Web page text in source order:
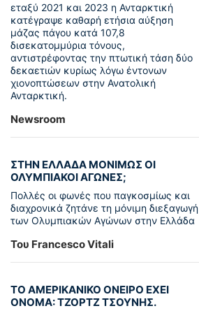
εταξύ 2021 και 2023 η Ανταρκτική
κατέγραψε καθαρή ετήσια αύξηση
μάζας πάγου κατά 107,8
δισεκατομμύρια τόνους,
αντιστρέφοντας την πτωτική τάση δύο
δεκαετιών κυρίως λόγω έντονων
χιονοπτώσεων στην Ανατολική
Ανταρκτική.
Newsroom
ΣΤΗΝ ΕΛΛΑΔΑ ΜΟΝΙΜΩΣ ΟΙ
ΟΛΥΜΠΙΑΚΟΙ ΑΓΩΝΕΣ;
Πολλές οι φωνές που παγκοσμίως και
διαχρονικά ζητάνε τη μόνιμη διεξαγωγή
των Ολυμπιακών Αγώνων στην Ελλάδα
Του Francesco Vitali
ΤΟ ΑΜΕΡΙΚΑΝΙΚΟ ΟΝΕΙΡΟ ΕΧΕΙ
ΟΝΟΜΑ: ΤΖΟΡΤΖ ΤΣΟΥΝΗΣ.